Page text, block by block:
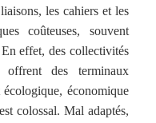
les cahiers et les
coûteuses, souvent
effet, des collectivités
offrent des terminaux
économique
colossal. Mal adaptés,